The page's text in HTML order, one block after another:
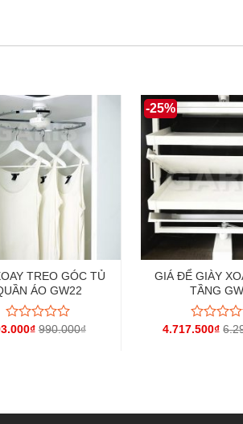
TREO GÓC TỦ
ÁO GW22
Được
₫ 990.000₫
-25%
GIÁ ĐỂ GIÀY
TẦNG
Được
4.717.500₫